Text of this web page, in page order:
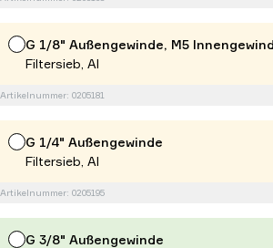
G 1/8" Außengewinde, M5
Filtersieb, Al
Artikelnummer: 0205181
G 1/4" Außengewinde
Filtersieb, Al
Artikelnummer: 0205195
G 3/8" Außengewinde